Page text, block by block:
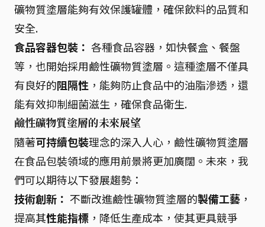
礦物質塗層能夠有效保護罐體，確保飲料的品質和
安全.
食品容器包裝： 各種食品容器，如快餐盒、餐盤
等，也開始採用鹼性礦物質塗層。這種塗層不僅具
有良好的阻隔性 ，能夠防止食品中的油脂滲透，還
能有效抑制細菌滋生，確保食品衛生.
鹼性礦物質塗層的未來展望
隨著可持續包裝理念的深入人心，鹼性礦物質塗層
在食品包裝領域的應用前景將更加廣闊。未來，我
們可以期待以下發展趨勢：
技術創新： 不斷改進鹼性礦物質塗層的製備工藝 ，
提高其性能指標 ，降低生產成本，使其更具競爭